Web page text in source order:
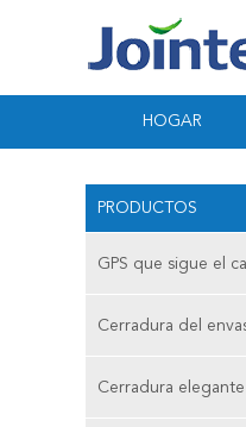
HOGAR
PRODUCTOS
GPS que sigue el
Cerradura del
Cerradura elegante